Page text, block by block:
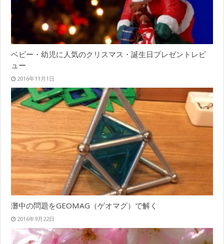
ベビー・幼児に人気のクリスマス・誕生日プレゼントレビ
ュー
2016年11月1日
灘中の問題をGEOMAG（ゲオマグ）で解く
2016年9月22日